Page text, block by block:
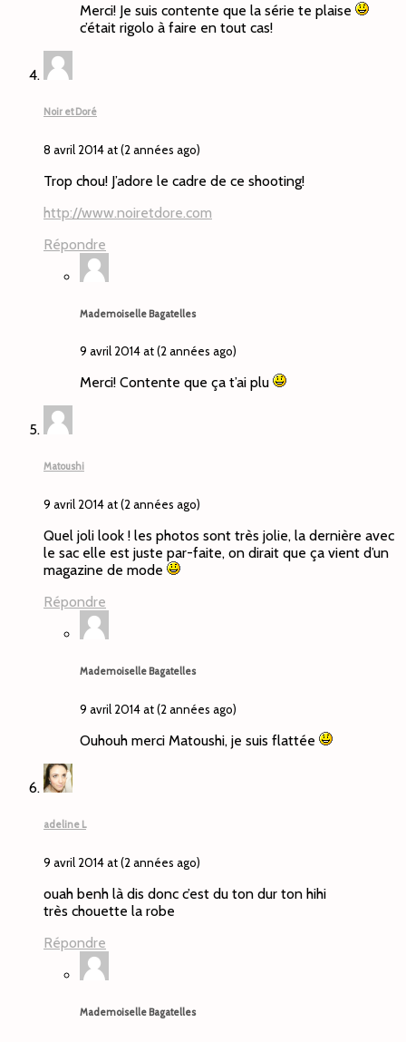
Merci! Je suis contente que la série te plaise
c’était rigolo à faire en tout cas!
Noir et Doré
8 avril 2014 at (2 années ago)
Trop chou! J’adore le cadre de ce shooting!
http://www.noiretdore.com
Répondre
Mademoiselle Bagatelles
9 avril 2014 at (2 années ago)
Merci! Contente que ça t’ai plu
Matoushi
9 avril 2014 at (2 années ago)
Quel joli look ! les photos sont très jolie, la dernière avec
le sac elle est juste par-faite, on dirait que ça vient d’un
magazine de mode
Répondre
Mademoiselle Bagatelles
9 avril 2014 at (2 années ago)
Ouhouh merci Matoushi, je suis flattée
adeline L
9 avril 2014 at (2 années ago)
ouah benh là dis donc c’est du ton dur ton hihi
très chouette la robe
Répondre
Mademoiselle Bagatelles